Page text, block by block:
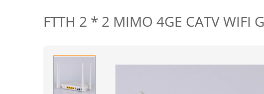
FTTH 2 * 2 MIMO 4GE CATV WIFI